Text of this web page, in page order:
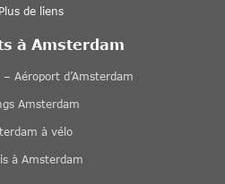
de liens
à Amsterdam
Aéroport d’Amsterdam
Amsterdam
à vélo
à Amsterdam